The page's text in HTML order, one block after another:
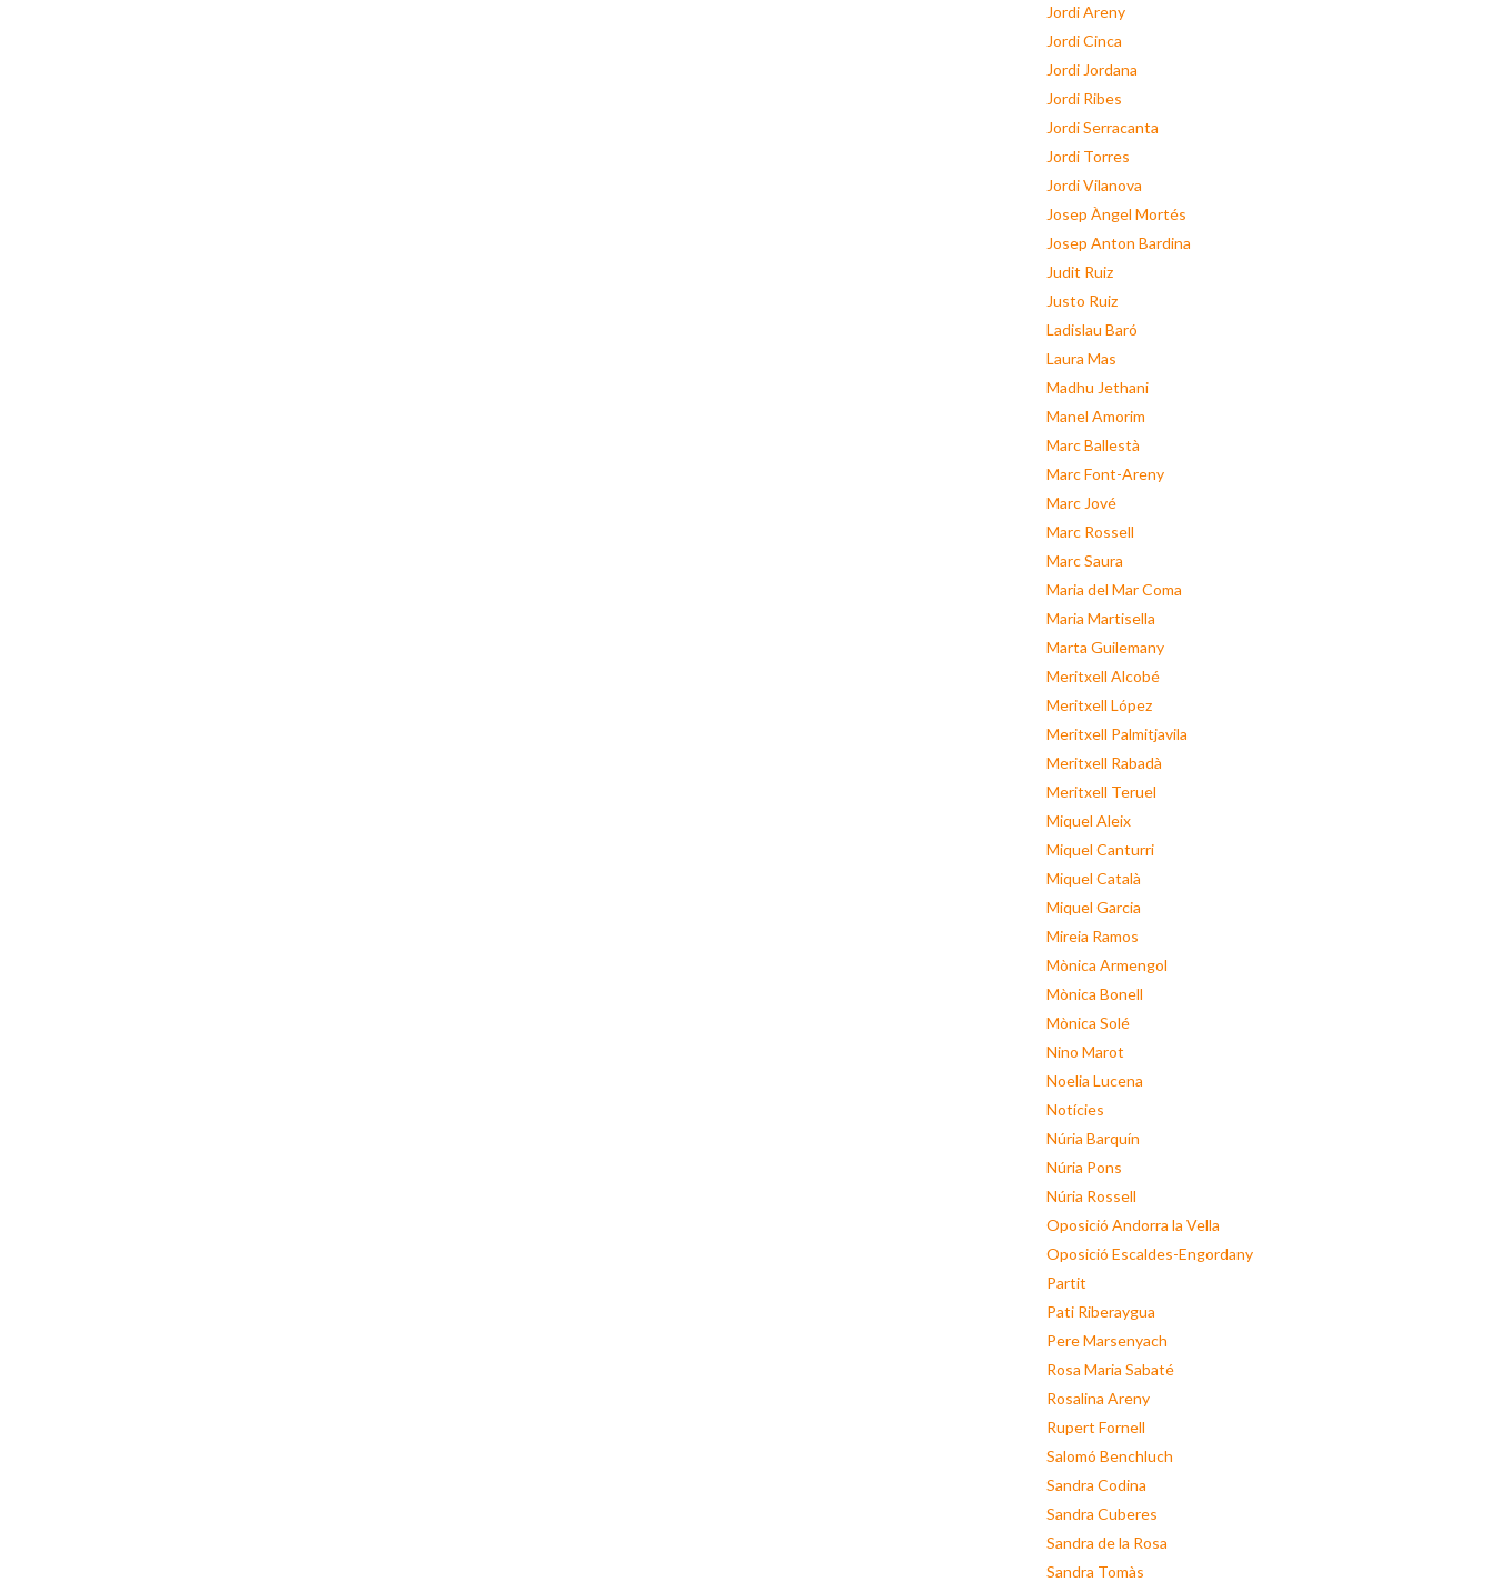
Jordi Areny
Jordi Cinca
Jordi Jordana
Jordi Ribes
Jordi Serracanta
Jordi Torres
Jordi Vilanova
Josep Àngel Mortés
Josep Anton Bardina
Judit Ruiz
Justo Ruiz
Ladislau Baró
Laura Mas
Madhu Jethani
Manel Amorim
Marc Ballestà
Marc Font-Areny
Marc Jové
Marc Rossell
Marc Saura
Maria del Mar Coma
Maria Martisella
Marta Guilemany
Meritxell Alcobé
Meritxell López
Meritxell Palmitjavila
Meritxell Rabadà
Meritxell Teruel
Miquel Aleix
Miquel Canturri
Miquel Català
Miquel Garcia
Mireia Ramos
Mònica Armengol
Mònica Bonell
Mònica Solé
Nino Marot
Noelia Lucena
Notícies
Núria Barquín
Núria Pons
Núria Rossell
Oposició Andorra la Vella
Oposició Escaldes-Engordany
Partit
Pati Riberaygua
Pere Marsenyach
Rosa Maria Sabaté
Rosalina Areny
Rupert Fornell
Salomó Benchluch
Sandra Codina
Sandra Cuberes
Sandra de la Rosa
Sandra Tomàs